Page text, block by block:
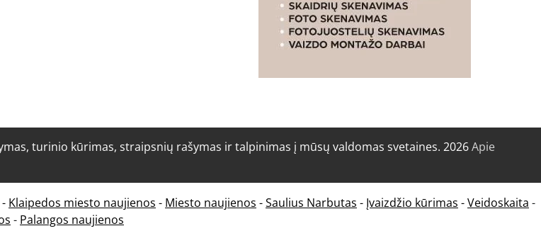
turinio kūrimas, straipsnių rašymas ir talpinimas į mūsų valdomas svetaines. 2026Apie
- Klaipedos miesto naujienos - Miesto naujienos -Saulius Narbutas - Įvaizdžio kūrimas -Veidoskaita -
- Palangos naujienos